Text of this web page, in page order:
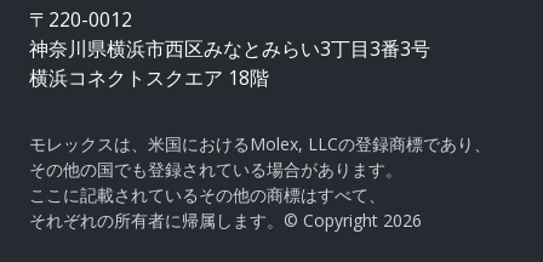
〒220-0012
神奈川県横浜市西区みなとみらい3丁目3番3号
横浜コネクトスクエア 18階
モレックスは、米国におけるMolex, LLCの登録商標であり、
その他の国でも登録されている場合があります。
ここに記載されているその他の商標はすべて、
それぞれの所有者に帰属します。© Copyright 2026